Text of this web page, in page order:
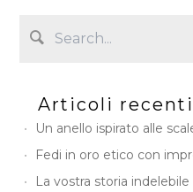
Articoli recenti
Un anello ispirato alle
Fedi in oro etico con
La vostra storia